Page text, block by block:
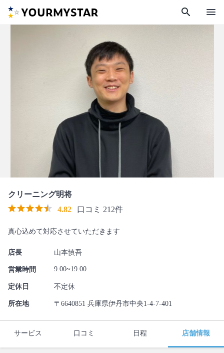
search menu
クリーニング明将
4.82
口コミ 212件
真心込めて対応させていただきます
店長 山本慎吾
営業時間 9:00~19:00
定休日 不定休
所在地 〒6640851 兵庫県伊丹市中央1-4-7-401
サービス 口コミ 日程 店舗情報